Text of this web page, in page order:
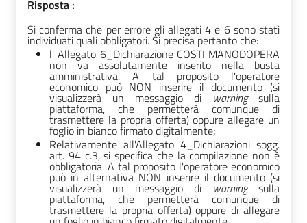
Risposta :
Si conferma che per errore gli allegati 4 e 6 sono stati
individuati quali obbligatori. Si precisa pertanto che:
l' Allegato 6_Dichiarazione COSTI MANODOPERA
non va assolutamente inserito nella busta
amministrativa. A tal proposito l'operatore
economico può NON inserire il documento (si
visualizzerà un messaggio di warningsulla
piattaforma, che permetterà comunque di
trasmettere la propria offerta) oppure allegare un
foglio in bianco firmato digitalmente;
Relativamente all'Allegato 4_Dichiarazioni sogg.
art. 94 c.3, si specifica che la compilazione non è
obbligatoria. A tal proposito l'operatore economico
può in alternativa NON inserire il documento (si
visualizzerà un messaggio di warningsulla
piattaforma, che permetterà comunque di
trasmettere la propria offerta) oppure di allegare